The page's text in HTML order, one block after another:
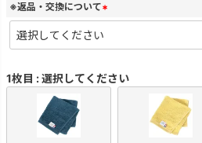
※返品・交換について
(
必
須
1枚目 選択してください